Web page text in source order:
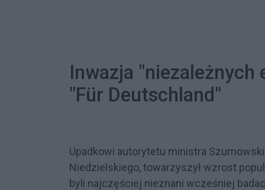
Inwazja
"Für Deutschland"
Upadkowi autorytetu ministra
Niedzielskiego, towarzyszył wzrost
byli najczęściej nieznani wcześniej